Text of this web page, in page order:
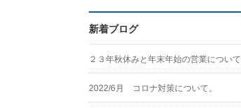
新着ブログ
２３年秋休みと年末年始の営業について
2022/6月 コロナ対策について。